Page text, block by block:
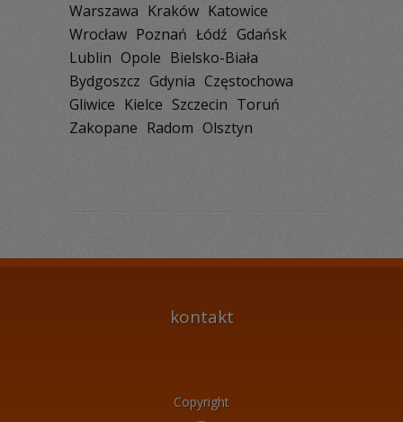
Warszawa Kraków Katowice
Wrocław Poznań Łódź Gdańsk
Lublin Opole Bielsko-Biała
Bydgoszcz Gdynia Częstochowa
Gliwice Kielce Szczecin Toruń
Zakopane Radom Olsztyn
kontakt
Copyright